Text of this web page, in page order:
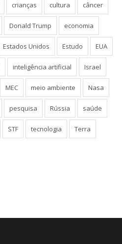
crianças cultura câncer
Donald Trump economia
Estados Unidos Estudo EUA
inteligência artificial Israel
MEC meio ambiente Nasa
pesquisa Rússia saúde
STF tecnologia Terra